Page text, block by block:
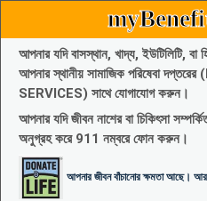
আপনার যদি বাসস্থান, খাদ্য, ইউটিলিটি, বা
আপনার স্থানীয় সামাজিক পরিষেবা
SERVICES) সাথে যোগাযোগ করুন।
আপনার যদি জীবন নাশের বা চিকিৎসা
অনুগ্রহ করে 911 নম্বরে ফোন করুন।
আপনার জীবন বাঁচানোর ক্ষমতা আছে।